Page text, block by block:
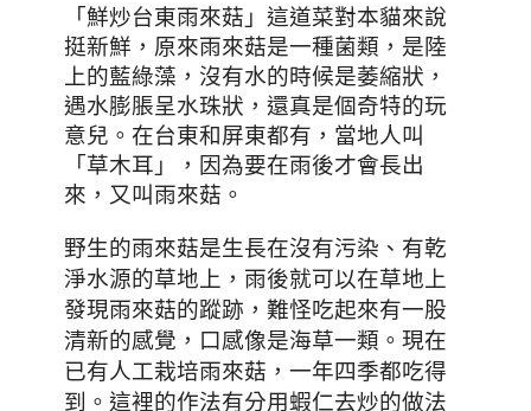
「鮮炒台東雨來菇」這道菜對本貓來說
挺新鮮， 原來雨來菇是一種菌類，是陸
上的藍綠藻，沒有水的時候是萎縮狀，
遇水膨脹呈水珠狀 ，還真是個奇特的玩
意兒。在台東和屏東都有， 當地人叫
「草木耳」，因為要在雨後才會長出
來，又叫雨來菇。
野生的雨來菇是生長在沒有污染、有乾
淨水源的草地上，雨後就可以在草地上
發現雨來菇的蹤跡 ，難怪吃起來有一股
清新的感覺，口感像是海草一類 。現在
已有人工栽培雨來菇，一年四季都吃得
到 。這裡的作法有分用蝦仁去炒的做法